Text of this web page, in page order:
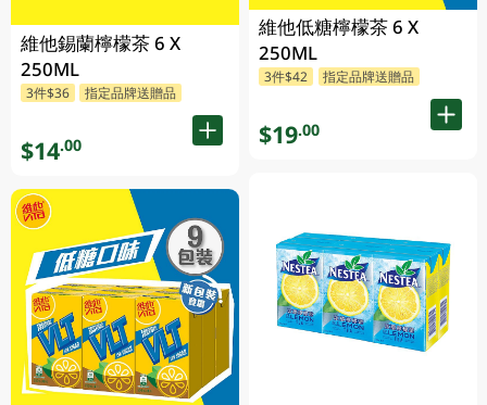
維他錫蘭檸檬茶 6 X
250ML
3件$36 指定品牌送贈品
$14.00
維他低糖檸檬茶 6 X
250ML
3件$42 指定品牌送贈品
$19.00